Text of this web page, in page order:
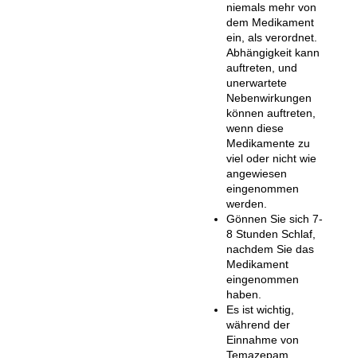
niemals mehr von
dem Medikament
ein, als verordnet.
Abhängigkeit kann
auftreten, und
unerwartete
Nebenwirkungen
können auftreten,
wenn diese
Medikamente zu
viel oder nicht wie
angewiesen
eingenommen
werden.
Gönnen Sie sich 7-
8 Stunden Schlaf,
nachdem Sie das
Medikament
eingenommen
haben.
Es ist wichtig,
während der
Einnahme von
Temazepam